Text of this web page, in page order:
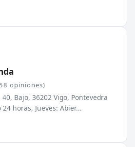
opiniones)
40, Bajo, 36202 Vigo, Pontevedra
horas, Jueves: Abier...